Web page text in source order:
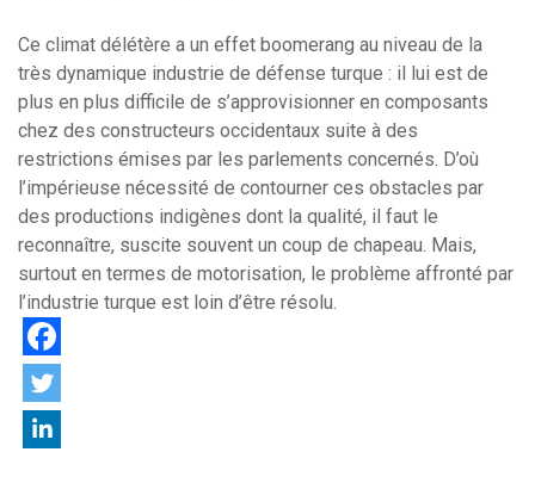
Ce climat délétère a un effet boomerang au niveau de la
très dynamique industrie de défense turque : il lui est de
plus en plus difficile de s’approvisionner en composants
chez des constructeurs occidentaux suite à des
restrictions émises par les parlements concernés. D’où
l’impérieuse nécessité de contourner ces obstacles par
des productions indigènes dont la qualité, il faut le
reconnaître, suscite souvent un coup de chapeau. Mais,
surtout en termes de motorisation, le problème affronté par
l’industrie turque est loin d’être résolu.